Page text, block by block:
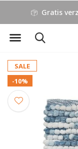
Gratis
SALE
-10%